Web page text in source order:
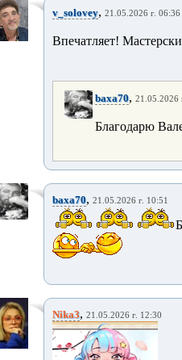
v_solovey, 21.05.2026 г. 06:36
Впечатляет!
baxa70, 21.05.2026
Благодарю
baxa70, 21.05.2026 г. 10:51
Nika3, 21.05.2026 г. 12:30